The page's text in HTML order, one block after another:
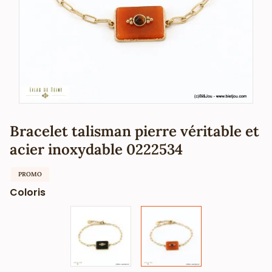
Bracelet talisman pierre véritable et
acier inoxydable 0222534
PROMO
Coloris